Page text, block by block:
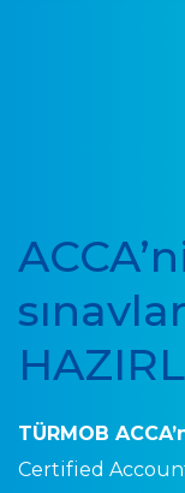
TÜRMOB
Certified